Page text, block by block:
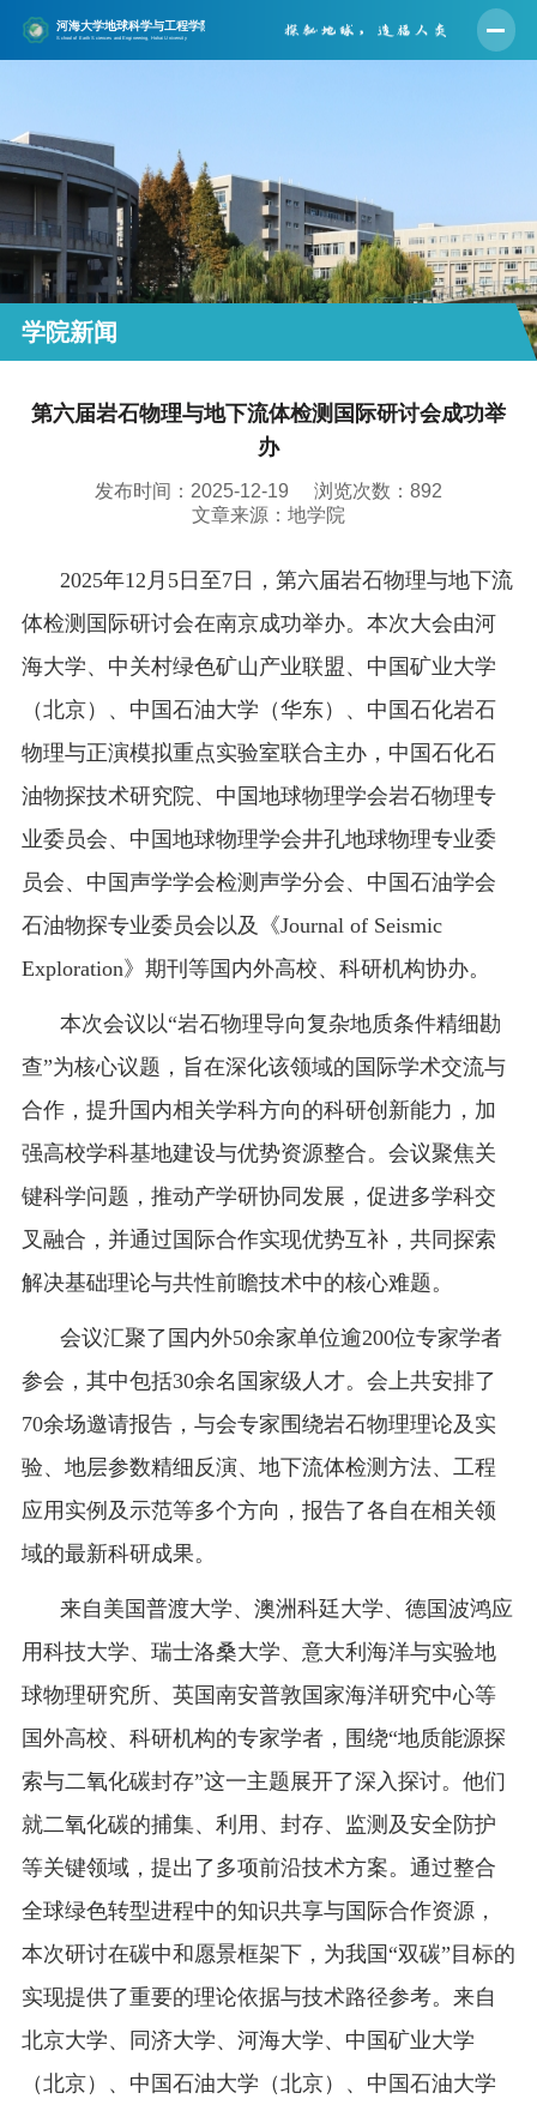
学院概况
师资队伍
人才培养
学科建设
科学研究
学生工作
河海大学首页 旧版入口 EN
学院新闻
第六届岩石物理与地下流体检测国际研讨会成功举
办
发布时间：2025-12-19 浏览次数： 892
文章来源：地学院
2025年12 月 5日至7日，第六届岩石物理与地下流
体检测国际研讨会在南京成功举办。本次大会由河
海大学、中关村绿色矿山产业联盟、中国矿业大学
（北京）、 中国石油大学（华东）、 中国石化岩石
物理与正演模拟重点实验室联合主办，中国石化石
油物探技术研究院、中国地球物理学会岩石物理专
业委员会、中国地球物理学会井孔地球物理专业委
员会、中国声学学会检测声学分会、 中国石油学会
石油物探专业委员会 以及《Journal of Seismic
Exploration》期刊等国内外高校、科研机构协办。
本次会议 以“岩石物理导向复杂地质条件精细勘
查”为核心议题 ，旨在深化该领域的国际学术交流与
合作， 提升国内相关学科方向的科研创新能力，加
强高校学科基地建设与优势资源整合。会议聚焦关
键科学问题，推动产学研协同发展，促进多学科交
叉融合，并通过国际合作实现优势互补，共同探索
解决基础理论与共性前瞻技术中的核心难题。
会议汇聚了国内外50余家单位逾200位专家学者
参会，其中包括30余名国家级人才。会上共安排了
70余场邀请报告，与会专家围绕岩石物理理论及实
验、地层参数精细反演、地下流体检测方法、工程
应用实例及示范等多个方向，报告了各自在相关领
域的最新科研成果。
来自美国普渡大学、澳洲科廷大学、德国波鸿应
用科技大学、瑞士洛桑大学、意大利海洋与实验地
球物理研究所、英国南安普敦国家海洋研究中心等
国外高校、科研机构的专家学者，围绕“地质能源探
索与二氧化碳封存”这一主题展开了深入探讨。他们
就二氧化碳的捕集、利用、封存、监测及安全防护
等关键领域，提出了多项前沿技术方案。通过整合
全球绿色转型进程中的知识共享与国际合作资源，
本次研讨在碳中和愿景框架下，为我国“双碳”目标的
实现提供了重要的理论依据与技术路径参考。来自
北京大学、同济大学、河海大学、中国矿业大学
（北京）、中国石油大学（北京）、中国石油大学